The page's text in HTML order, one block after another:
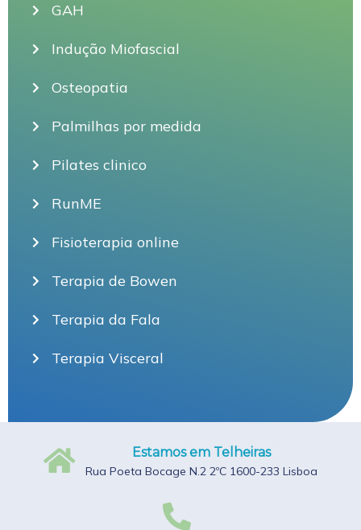
GAH
Indução Miofascial
Osteopatia
Palmilhas por medida
Pilates clinico
RunME
Fisioterapia online
Terapia de Bowen
Terapia da Fala
Terapia Visceral
Estamos em Telheiras
Rua Poeta Bocage N.2 2ºC 1600-233 Lisboa